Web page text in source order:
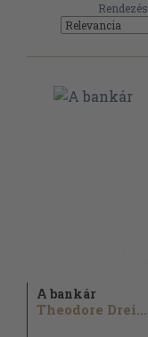
A bankár
Theodore Dreiser